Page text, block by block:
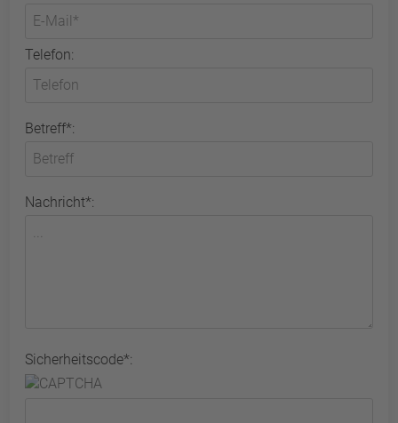
Telefon:
Betreff*:
Nachricht*:
Sicherheitscode*: